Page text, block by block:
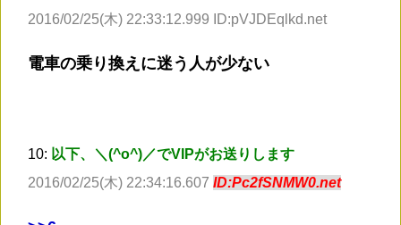
2016/02/25(木) 22:33:12.999 ID:pVJDEqlkd.net
電車の乗り換えに迷う人が少ない
10: 以下、＼(^o^)／でVIPがお送りします
2016/02/25(木) 22:34:16.607 ID:Pc2fSNMW0.net